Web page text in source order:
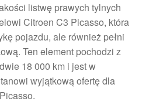
listwę prawych tylnych
Citroen C3 Picasso, która
pojazdu, ale również pełni
Ten element pochodzi z
18 000 km i jest w
wyjątkową ofertę dla